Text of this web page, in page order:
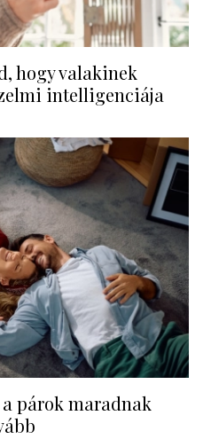
hogy valakinek
intelligenciája
párok maradnak